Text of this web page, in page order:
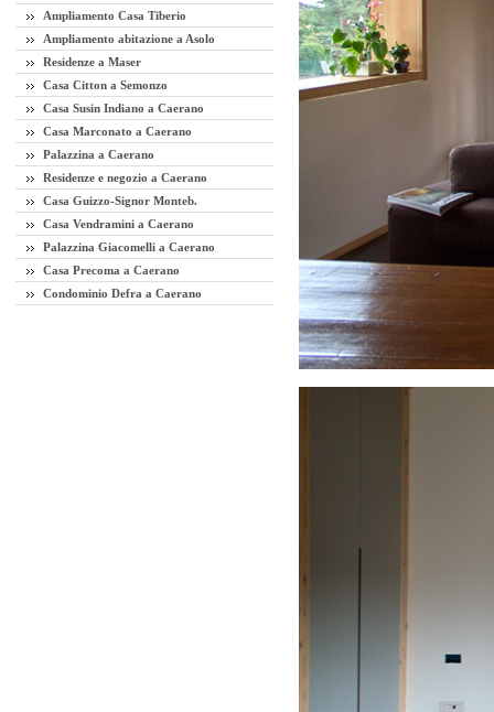
Ampliamento Casa Tiberio
Ampliamento abitazione a Asolo
Residenze a Maser
Casa Citton a Semonzo
Casa Susin Indiano a Caerano
Casa Marconato a Caerano
Palazzina a Caerano
Residenze e negozio a Caerano
Casa Guizzo-Signor Monteb.
Casa Vendramini a Caerano
Palazzina Giacomelli a Caerano
Casa Precoma a Caerano
Condominio Defra a Caerano